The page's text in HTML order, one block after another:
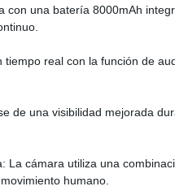
con una batería 8000mAh
real con la función de
de una visibilidad mejorada
La cámara utiliza una
humano.